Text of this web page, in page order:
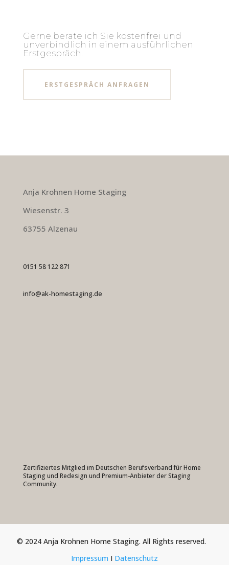
Gerne berate ich Sie kostenfrei und
unverbindlich in einem ausführlichen
Erstgespräch.
ERSTGESPRÄCH ANFRAGEN
Anja Krohnen Home Staging
Wiesenstr. 3
63755 Alzenau
0151 58 122 871
info@ak-homestaging.de
Zertifiziertes Mitglied im Deutschen Berufsverband für Home
Staging und Redesign und Premium-Anbieter der Staging
Community.
© 2024 Anja Krohnen Home Staging. All Rights reserved.
Impressum I Datenschutz